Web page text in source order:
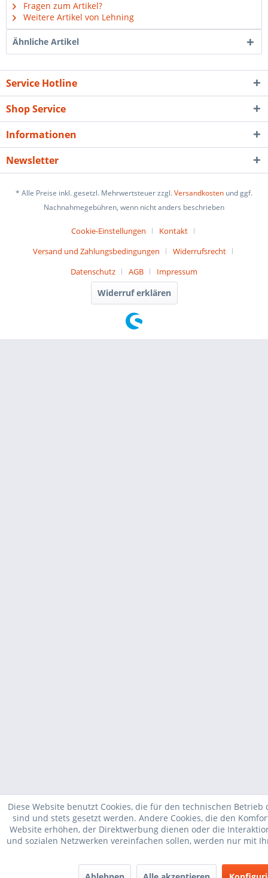
Fragen zum Artikel?
Weitere Artikel von Lehning
Ähnliche Artikel
Service Hotline
Shop Service
Informationen
Newsletter
* Alle Preise inkl. gesetzl. Mehrwertsteuer zzgl.Versandkosten und ggf.
Nachnahmegebühren, wenn nicht anders beschrieben
Cookie-Einstellungen
Kontakt
Versand und Zahlungsbedingungen
Widerrufsrecht
Datenschutz
AGB Impressum
Widerruf erklären
Diese Website benutzt Cookies, die für den technischen
sind und stets gesetzt werden. Andere Cookies, die den
Website erhöhen, der Direktwerbung dienen oder die
und sozialen Netzwerken vereinfachen sollen, werden nur mit